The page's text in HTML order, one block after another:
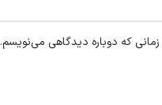
که دوباره دیدگاهی می‌نویسم.